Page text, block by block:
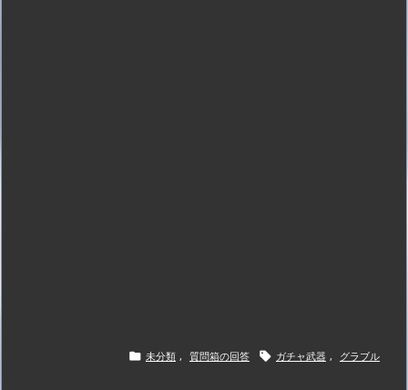
 未分類 , 質問箱の回答  ガチャ武器 , グラブル